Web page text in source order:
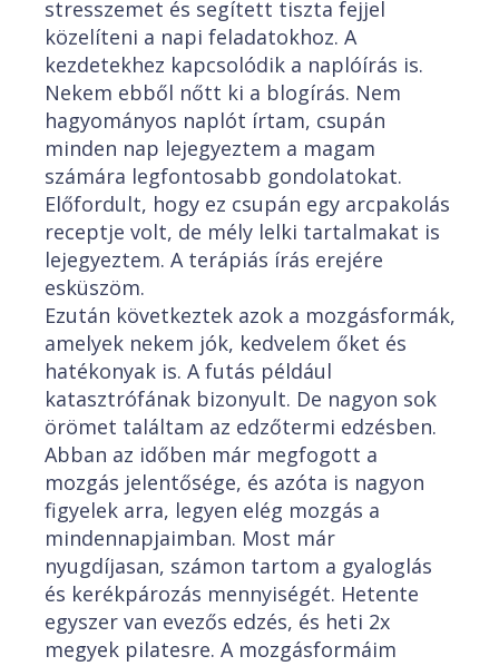
stresszemet és segített tiszta fejjel
közelíteni a napi feladatokhoz. A
kezdetekhez kapcsolódik a naplóírás is.
Nekem ebből nőtt ki a blogírás. Nem
hagyományos naplót írtam, csupán
minden nap lejegyeztem a magam
számára legfontosabb gondolatokat.
Előfordult, hogy ez csupán egy arcpakolás
receptje volt, de mély lelki tartalmakat is
lejegyeztem. A terápiás írás erejére
esküszöm.
Ezután következtek azok a mozgásformák,
amelyek nekem jók, kedvelem őket és
hatékonyak is. A futás például
katasztrófának bizonyult. De nagyon sok
örömet találtam az edzőtermi edzésben.
Abban az időben már megfogott a
mozgás jelentősége, és azóta is nagyon
figyelek arra, legyen elég mozgás a
mindennapjaimban. Most már
nyugdíjasan, számon tartom a gyaloglás
és kerékpározás mennyiségét. Hetente
egyszer van evezős edzés, és heti 2x
megyek pilatesre. A mozgásformáim